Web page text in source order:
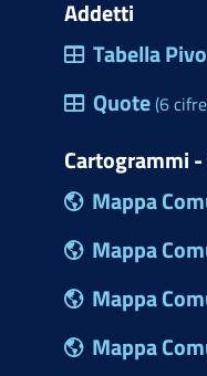
Addetti
Tabella
Quote(6
Cartogrammi
Mappa
Mappa
Mappa
Mappa